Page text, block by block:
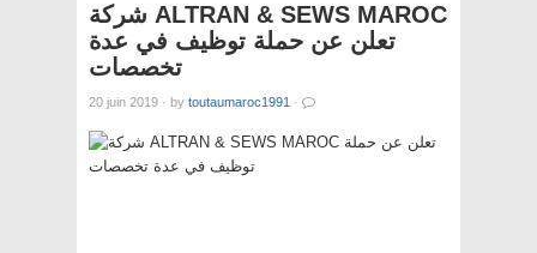
شركة ALTRAN & SEWS MAROC
تعلن عن حملة توظيف في عدة
تخصصات
20 juin 2019 · by toutaumaroc1991 ·